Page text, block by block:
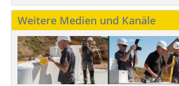
Weitere Medien und Kanäle